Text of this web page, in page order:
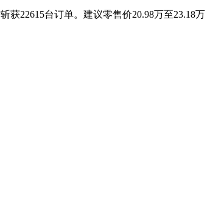
获22615台订单。建议零售价20.98万至23.18万